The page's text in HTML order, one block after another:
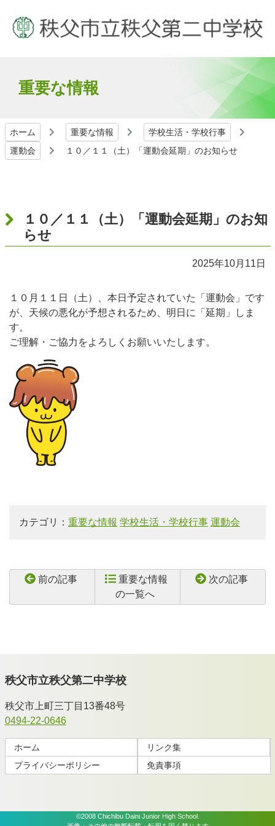
重要な情報
ホーム 重要な情報
学校生活・学校行事
運動会
１０／１１（土）「運動会延期」のお知らせ
１０／１１（土）「運動会延期」のお知
らせ
2025年10月11日
１０月１１日（土）、本日予定されていた「運動会」です
が、天候の悪化が予想されるため、明日に「延期」しま
す。
ご理解・ご協力をよろしくお願いいたします。
カテゴリ： 重要な情報 学校生活・学校行事 運動会
前の記事
重要な情報
の一覧へ
次の記事
秩父市立秩父第二中学校
秩父市上町三丁目13番48号
0494-22-0646
ホーム
リンク集
プライバシーポリシー
免責事項
©2008 Chichibu Daini Junior High School.